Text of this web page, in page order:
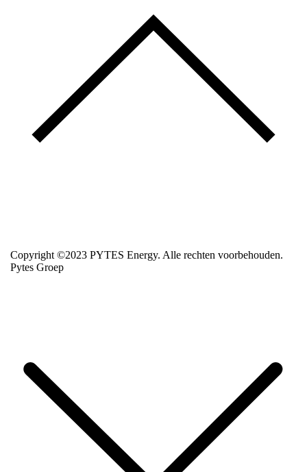
Copyright ©2023 PYTES Energy. Alle rechten voorbehouden.
Pytes Groep